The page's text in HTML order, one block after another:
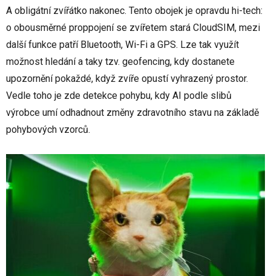
A obligátní zvířátko nakonec. Tento obojek je opravdu hi-tech:
o obousměrné proppojení se zvířetem stará CloudSIM, mezi
další funkce patří Bluetooth, Wi-Fi a GPS. Lze tak využít
možnost hledání a taky tzv. geofencing, kdy dostanete
upozornění pokaždé, když zvíře opustí vyhrazený prostor.
Vedle toho je zde detekce pohybu, kdy AI podle slibů
výrobce umí odhadnout změny zdravotního stavu na základě
pohybových vzorců.